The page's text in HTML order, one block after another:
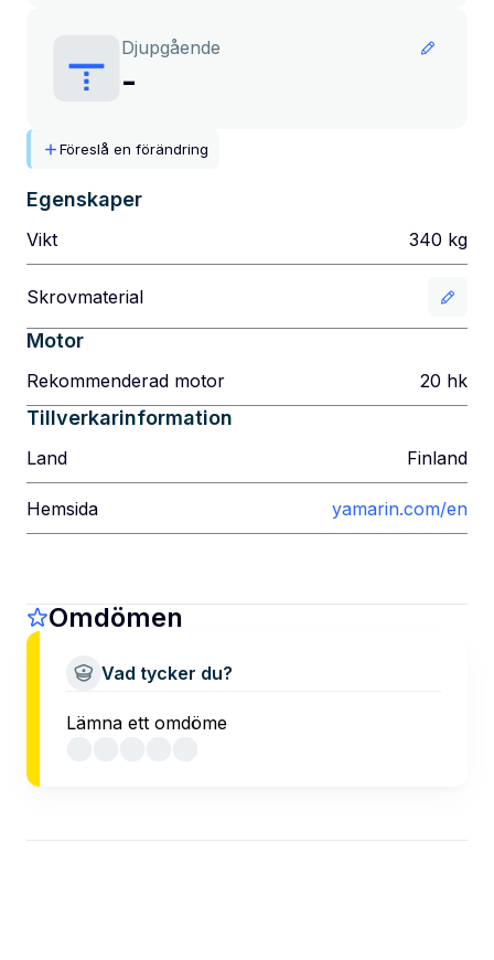
Djupgående
-
Föreslå en förändring
Egenskaper
Vikt 340 kg
Skrovmaterial
Motor
Rekommenderad motor 20 hk
Tillverkarinformation
Land Finland
Hemsida yamarin.com/en
Omdömen
Vad tycker du?
Lämna ett omdöme